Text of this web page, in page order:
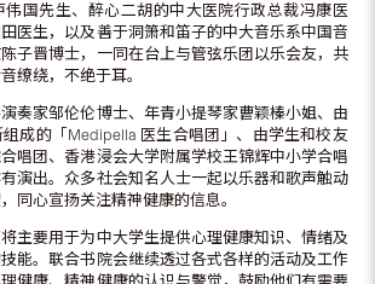
伟国先生、醉心二胡的中大医院行政总裁冯康医
医生，以及善于洞箫和笛子的中大音乐系中国音
子晋博士，一同在台上与管弦乐团以乐会友，共
缭绕，不绝于耳。
奏家邹伦伦博士、年青小提琴家曹颖榛小姐、由
成的「Medipella 医生合唱团」、由学生和校友
唱团、香港浸会大学附属学校王锦辉中小学合唱
演出。众多社会知名人士一起以乐器和歌声触动
同心宣扬关注精神健康的信息。
主要用于为中大学生提供心理健康知识、情绪及
能。联合书院会继续透过各式各样的活动及工作